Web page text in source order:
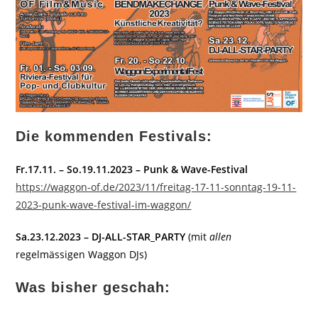
Die kommenden Festivals:
Fr.17.11. – So.19.11.2023 – Punk & Wave-Festival
https://waggon-of.de/2023/11/freitag-17-11-sonntag-19-11-
2023-punk-wave-festival-im-waggon/
Sa.23.12.2023 – DJ-ALL-STAR_PARTY(mitallen
regelmässigen Waggon DJs)
Was bisher geschah: